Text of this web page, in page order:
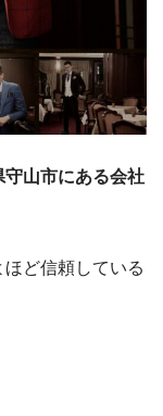
山市にある会社
ど信頼している